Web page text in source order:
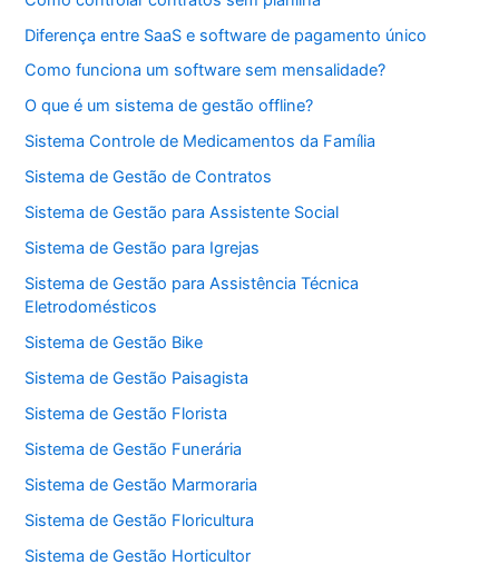
Diferença entre SaaS e software de pagamento único
Como funciona um software sem mensalidade?
O que é um sistema de gestão offline?
Sistema Controle de Medicamentos da Família
Sistema de Gestão de Contratos
Sistema de Gestão para Assistente Social
Sistema de Gestão para Igrejas
Sistema de Gestão para Assistência Técnica
Eletrodomésticos
Sistema de Gestão Bike
Sistema de Gestão Paisagista
Sistema de Gestão Florista
Sistema de Gestão Funerária
Sistema de Gestão Marmoraria
Sistema de Gestão Floricultura
Sistema de Gestão Horticultor